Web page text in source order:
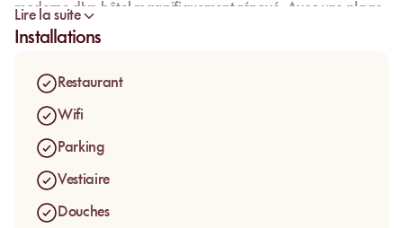
moderne d'un hôtel magnifiquement rénové. Avec une plage
privéeà 50 mètres, il promet détente et plaisirs marins.
une cuisine raffinée qui ravira les amateurs de
Que vous cherchiez à vous détendre sur un transat ou à
savourer un repas tout en admirant la vue sur la mer,
Lire la suite
Installations
Restaurant
Wifi
Parking
Vestiaire
Douches